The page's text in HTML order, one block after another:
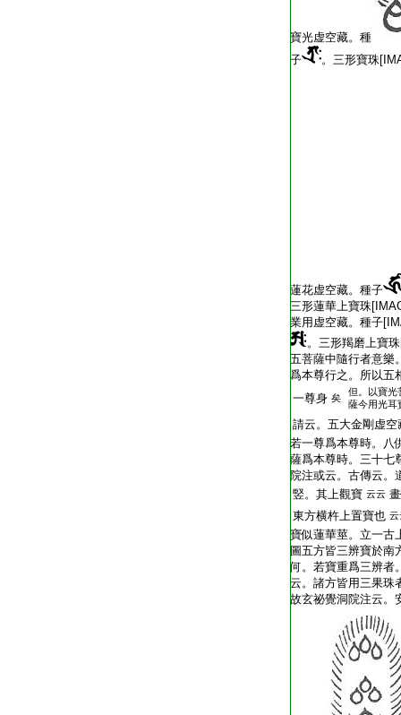
寶光虚空藏。種
子
。三形寶珠
蓮花虚空藏。種子
三形蓮華上寶珠
業用虚空藏。種子
。三形羯磨上寶
五菩薩中隨行者意樂
爲本尊行之。所以五
一尊身 矣
但。以寶光
薩今用光耳
請云。五大金剛虚
若一尊爲本尊時。八
薩爲本尊時。三十七
院注或云。古傳云。
竪。其上觀寶 云云
東方横杵上置寶也 云
寶似蓮華莖。立一古
圖五方皆三辨寶於南
何。若寶重爲三辨者
云。諸方皆用三果珠
故玄祕覺洞院注云。